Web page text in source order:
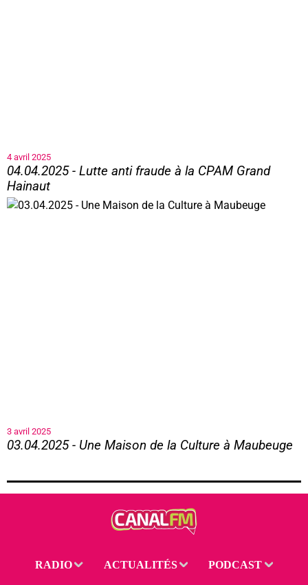
4 avril 2025
04.04.2025 - Lutte anti fraude à la CPAM Grand
Hainaut
04.04.2025 - Lutte anti fraude à la CPAM Grand Hainaut
3 avril 2025
03.04.2025 - Une Maison de la Culture à Maubeuge
RADIO ACTUALITÉS PODCAST